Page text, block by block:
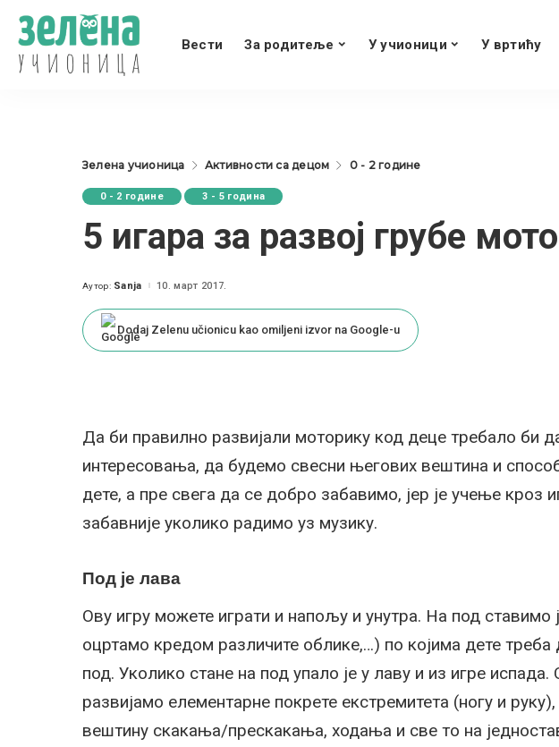
Вести За родитеље У учионици У вртићу
Зелена учионица Активности са децом 0 - 2 године
0 - 2 године 3 - 5 година
5 игара за развој грубе
Posted
Аутор: Sanja 10. март 2017.
Dodaj Zelenu učionicu kao omiljeni izvor na Google-u
Да би правилно развијали моторику код деце требало би
интересовања, да будемо свесни његових вештина и
дете, а пре свега да се добро забавимо, јер је учење кроз
забавније уколико радимо уз музику.
Под је лава
Ову игру можете играти и напољу и унутра. На под ставимо
оцртамо кредом различите облике,…) по којима дете треба
под. Уколико стане на под упало је у лаву и из игре
развијамо елементарне покрете екстремитета (ногу и
вештину скакања/прескакања, ходања и све то на